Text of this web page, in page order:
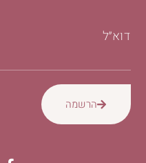
דוא״ל
הרשמה